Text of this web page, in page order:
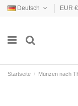
Deutsch EUR €
Startseite Münzen nach